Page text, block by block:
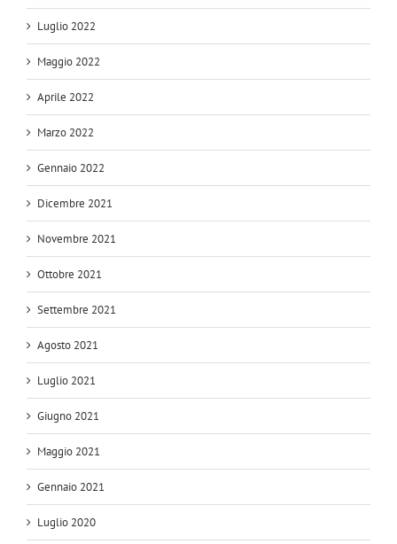
Luglio 2022
Maggio 2022
Aprile 2022
Marzo 2022
Gennaio 2022
Dicembre 2021
Novembre 2021
Ottobre 2021
Settembre 2021
Agosto 2021
Luglio 2021
Giugno 2021
Maggio 2021
Gennaio 2021
Luglio 2020